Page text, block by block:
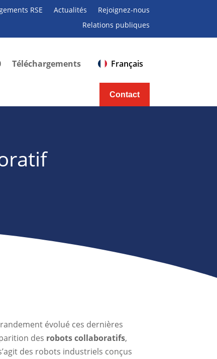
RSE Actualités
Rejoignez-nous
Relations publiques
Téléchargements Français
Contact
évolué ces dernières
des robots collaboratifs,
des robots industriels conçus